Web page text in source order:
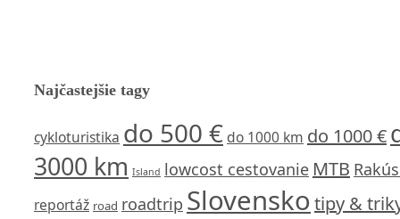
Najčastejšie tagy
cykloturistika do 500 € do 1000 km do 1000 €
3000 km Island lowcost cestovanie MTB
reportáž road roadtrip Slovensko tipy &